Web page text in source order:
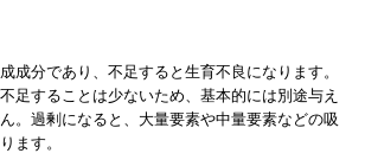
成分であり、不足すると生育不良になります。
足することは少ないため、基本的には別途与え
。過剰になると、大量要素や中量要素などの吸
ます。